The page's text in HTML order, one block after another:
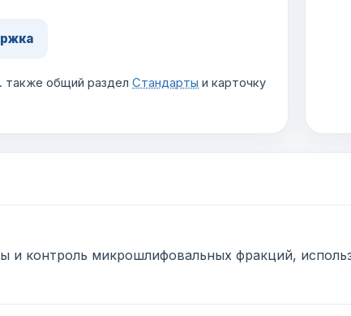
также общий раздел Стандарты и карточку
и контроль микрошлифовальных фракций,